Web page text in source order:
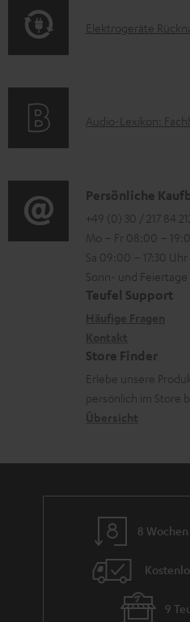
H
n
r
l
a
d
e
A
r
i
e
n
z
u
r
a
r
a
i
e
E
t
g
e
r
ä
t
ü
c
a
h
m
Elektrogeräte
A
i
o
-
L
e
k
o
Audio-Lexikon:
K
o
n
t
a
d
a
n
Persönliche
+49 (0) 30 / 217 84
Mo – Fr 08:00 –
Sa 09:00 – 17:30 Uhr
Sonn- und
Teufel Support
Store Finder
Erlebe unsere
persönlich im Store
8
9